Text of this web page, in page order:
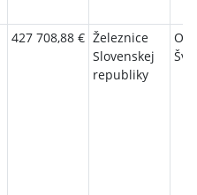
427 708,88 € Železnice
Slovenskej
republiky